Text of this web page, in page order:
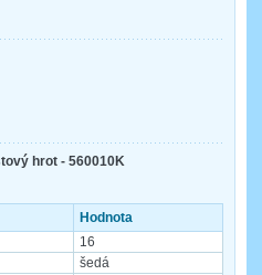
hrot - 560010K
Hodnota
16
šedá